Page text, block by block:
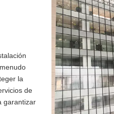
la
de
garantizar